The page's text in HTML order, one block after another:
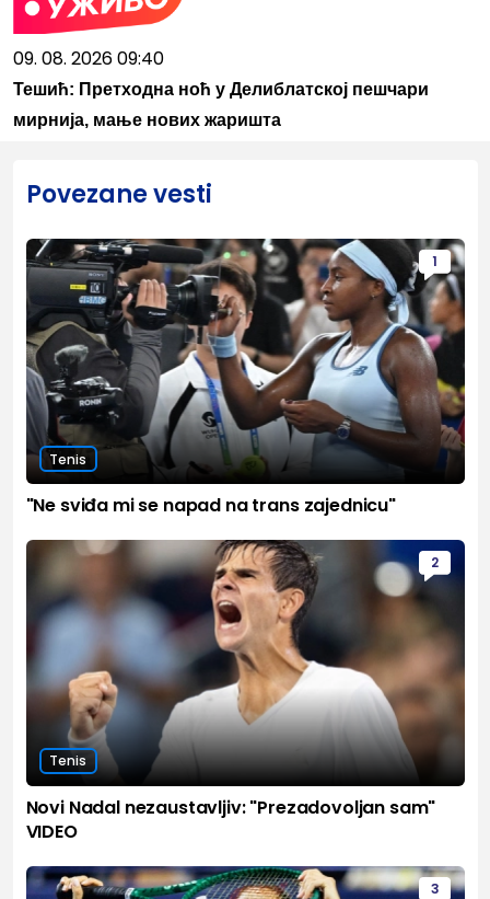
09. 08. 2026 09:40
Тешић: Претходна ноћ у Делиблатској пешчари
мирнија, мање нових жаришта
Povezane vesti
1
Tenis
"Ne sviđa mi se napad na trans zajednicu"
2
Tenis
Novi Nadal nezaustavljiv: "Prezadovoljan sam"
VIDEO
3